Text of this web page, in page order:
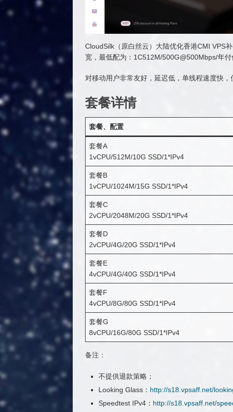
CloudSilk（原白丝云）大陆优化香港CMI VPS
宽，最低配为：1C512M/500G@500Mbps/年付
对移动用户非常友好，延迟低，单线程速度快，
套餐详情
套餐、配置
套餐A
1vCPU/512M/10G SSD/1*IPv4
套餐B
1vCPU/1024M/15G SSD/1*IPv4
套餐C
2vCPU/2048M/20G SSD/1*IPv4
套餐D
2vCPU/4G/20G SSD/1*IPv4
套餐E
4vCPU/4G/40G SSD/1*IPv4
套餐F
4vCPU/8G/80G SSD/1*IPv4
套餐G
8vCPU/16G/80G SSD/1*IPv4
备注：
不提供退款策略；
Looking Glass： http://s18.vpsaff.net/
Speedtest IPv4： http://s18.vpsaff.net/